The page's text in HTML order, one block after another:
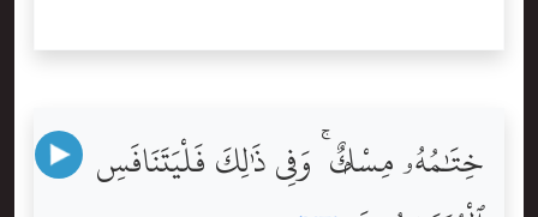
خِتَٰمُهُۥ مِسْكٌۭ ۚ وَفِى ذَٰلِكَ فَلْيَتَنَافَسِ